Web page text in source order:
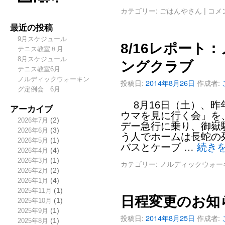
最近の投稿
9月スケジュール
テニス教室８月
8月スケジュール
テニス教室6月
ノルディックウォーキン
グ定例会 6月
アーカイブ
2026年7月 (2)
2026年6月 (3)
2026年5月 (1)
2026年4月 (4)
2026年3月 (1)
2026年2月 (2)
2026年1月 (4)
2025年11月 (1)
2025年10月 (1)
2025年9月 (1)
2025年8月 (1)
カテゴリー: ごはんやさん | コメ
8/16レポート
ングクラブ
投稿日: 2014年8月26日 作成者:
8月16日（土）、昨
ウマを見に行く会」
デー急行に乗り、御
う人でホームは長蛇
バスとケーブ … 続き
カテゴリー: ノルディックウォ
日程変更のお知
投稿日: 2014年8月25日 作成者: